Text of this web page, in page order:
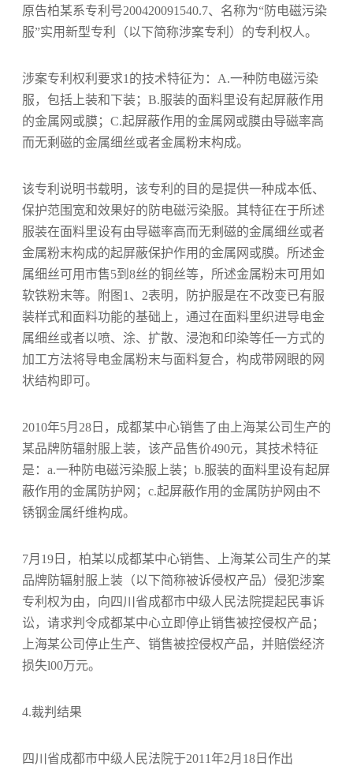
原告柏某系专利号200420091540.7、名称为“防电磁污染
服”实用新型专利（以下简称涉案专利）的专利权人。
涉案专利权利要求1的技术特征为：A.一种防电磁污染
服，包括上装和下装；B.服装的面料里设有起屏蔽作用
的金属网或膜；C.起屏蔽作用的金属网或膜由导磁率高
而无剩磁的金属细丝或者金属粉末构成。
该专利说明书载明，该专利的目的是提供一种成本低、
保护范围宽和效果好的防电磁污染服。其特征在于所述
服装在面料里设有由导磁率高而无剩磁的金属细丝或者
金属粉末构成的起屏蔽保护作用的金属网或膜。所述金
属细丝可用市售5到8丝的铜丝等，所述金属粉末可用如
软铁粉末等。附图1、2表明，防护服是在不改变已有服
装样式和面料功能的基础上，通过在面料里织进导电金
属细丝或者以喷、涂、扩散、浸泡和印染等任一方式的
加工方法将导电金属粉末与面料复合，构成带网眼的网
状结构即可。
2010年5月28日，成都某中心销售了由上海某公司生产的
某品牌防辐射服上装，该产品售价490元，其技术特征
是：a.一种防电磁污染服上装；b.服装的面料里设有起屏
蔽作用的金属防护网；c.起屏蔽作用的金属防护网由不
锈钢金属纤维构成。
7月19日，柏某以成都某中心销售、上海某公司生产的某
品牌防辐射服上装（以下简称被诉侵权产品）侵犯涉案
专利权为由，向四川省成都市中级人民法院提起民事诉
讼，请求判令成都某中心立即停止销售被控侵权产品；
上海某公司停止生产、销售被控侵权产品，并赔偿经济
损失l00万元。
4.裁判结果
四川省成都市中级人民法院于2011年2月18日作出